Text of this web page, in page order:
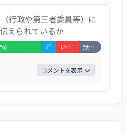
い」と答えた方が全体の
ちらともいえない」が
％、「無回答＋非該当」
でした。自由記述では、
りませんでした。
行政や第三者委員等）に
えられているか
どちらともいえない 2名 (9%) いいえ 3名 (13%) 無回答・非該当 3名 (13%)
コメントを表示
い」と答えた方が全体の
ちらともいえない」が
13％、「無回答＋非該